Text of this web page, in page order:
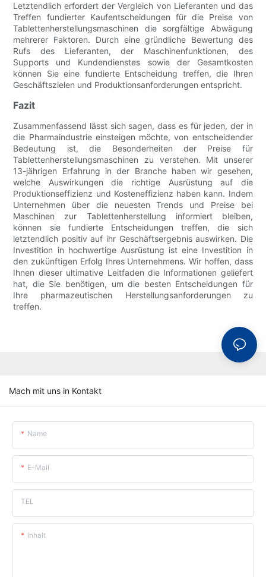
Letztendlich erfordert der Vergleich von Lieferanten und das
Treffen fundierter Kaufentscheidungen für die Preise von
Tablettenherstellungsmaschinen die sorgfältige Abwägung
mehrerer Faktoren. Durch eine gründliche Bewertung des
Rufs des Lieferanten, der Maschinenfunktionen, des
Supports und Kundendienstes sowie der Gesamtkosten
können Sie eine fundierte Entscheidung treffen, die Ihren
Geschäftszielen und Produktionsanforderungen entspricht.
Fazit
Zusammenfassend lässt sich sagen, dass es für jeden, der in
die Pharmaindustrie einsteigen möchte, von entscheidender
Bedeutung ist, die Besonderheiten der Preise für
Tablettenherstellungsmaschinen zu verstehen. Mit unserer
13-jährigen Erfahrung in der Branche haben wir gesehen,
welche Auswirkungen die richtige Ausrüstung auf die
Produktionseffizienz und Kosteneffizienz haben kann. Indem
Unternehmen über die neuesten Trends und Preise bei
Maschinen zur Tablettenherstellung informiert bleiben,
können sie fundierte Entscheidungen treffen, die sich
letztendlich positiv auf ihr Geschäftsergebnis auswirken. Die
Investition in hochwertige Ausrüstung ist eine Investition in
den zukünftigen Erfolg Ihres Unternehmens. Wir hoffen, dass
Ihnen dieser ultimative Leitfaden die Informationen geliefert
hat, die Sie benötigen, um die besten Entscheidungen für
Ihre pharmazeutischen Herstellungsanforderungen zu
treffen.
Mach mit uns in Kontakt
Name
E-Mail
TEL
Inhalt